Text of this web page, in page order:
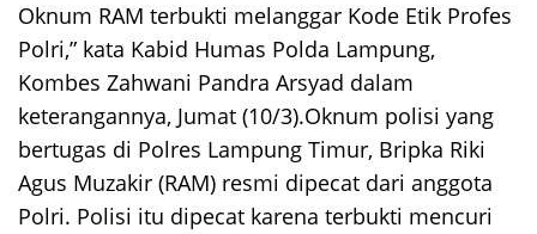
Oknum RAM terbukti melanggar Kode Etik Profes
Polri,” kata Kabid Humas Polda Lampung,
Kombes Zahwani Pandra Arsyad dalam
keterangannya, Jumat (10/3).Oknum polisi yang
bertugas di Polres Lampung Timur, Bripka Riki
Agus Muzakir (RAM) resmi dipecat dari anggota
Polri. Polisi itu dipecat karena terbukti mencuri